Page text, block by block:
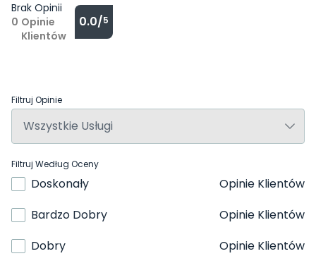
Brak Opinii
0 Opinie
Klientów
0.0/5
Filtruj Opinie
Filtruj Według Oceny
Doskonały
Opinie Klientów
Bardzo Dobry
Opinie Klientów
Dobry
Opinie Klientów